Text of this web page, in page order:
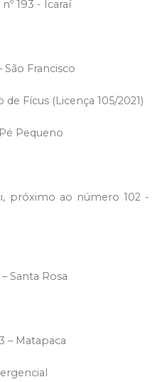
193 - Icaraí
São Francisco
Fícus (Licença 105/2021)
Pequeno
próximo ao número 102 -
Santa Rosa
– Matapaca